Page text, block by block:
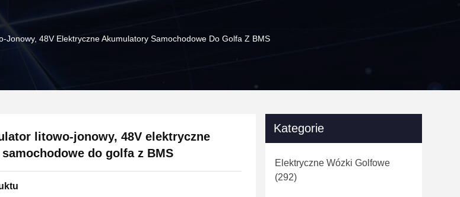
Jonowy, 48V Elektryczne Akumulatory Samochodowe Do Golfa Z BMS
litowo-jonowy, 48V elektryczne
do golfa z BMS
Kategorie
Elektryczne Wózki Golfowe
(292)